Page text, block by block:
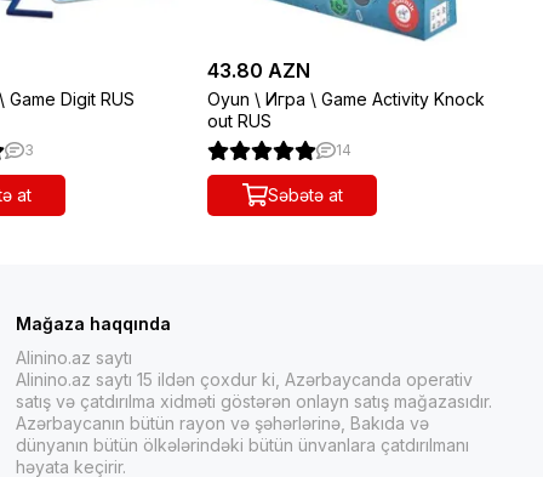
Digit RUS
3
at
43.80 AZN
Oyun \ Игра \ Game Activity Knock
out RUS
14
Səbətə at
Mağaza haqqında
Alinino.az saytı
Alinino.az saytı 15 ildən çoxdur ki, Azərbaycanda operativ
satış və çatdırılma xidməti göstərən onlayn satış mağazasıdır.
Azərbaycanın bütün rayon və şəhərlərinə, Bakıda və
dünyanın bütün ölkələrindəki bütün ünvanlara çatdırılmanı
həyata keçirir.